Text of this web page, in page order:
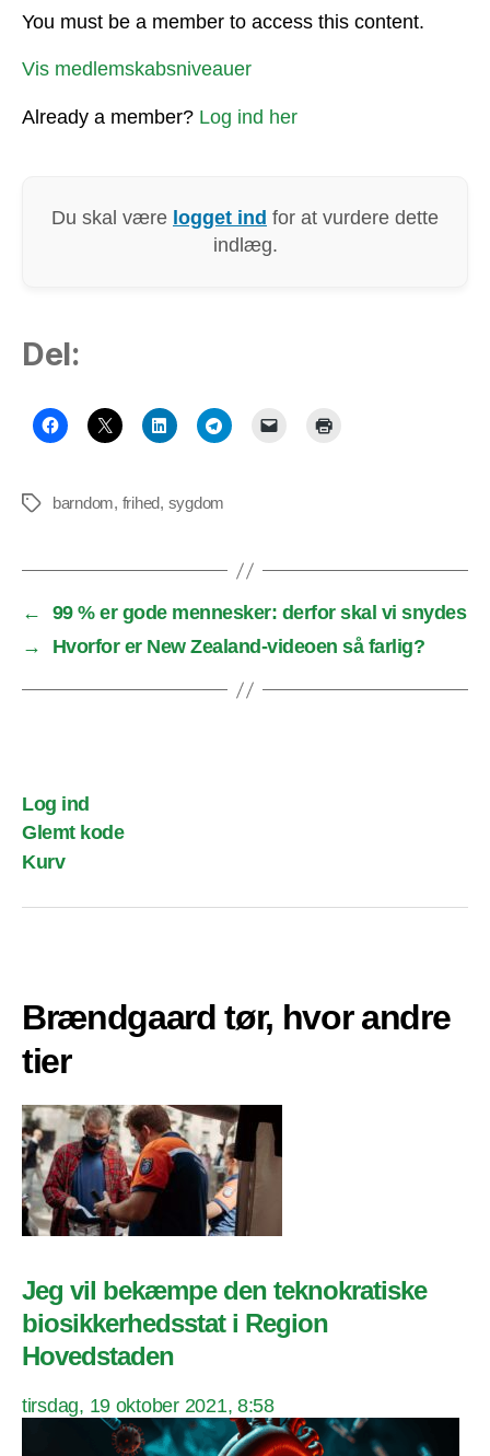
You must be a member to access this content.
Vis medlemskabsniveauer
Already a member? Log ind her
Du skal være logget ind for at vurdere dette
indlæg.
Del:
Tags barndom, frihed, sygdom
←
99 % er gode mennesker: derfor skal vi snydes
→
Hvorfor er New Zealand-videoen så farlig?
Log ind
Glemt kode
Kurv
Brændgaard tør, hvor andre
tier
Jeg vil bekæmpe den teknokratiske
biosikkerhedsstat i Region
Hovedstaden
tirsdag, 19 oktober 2021, 8:58